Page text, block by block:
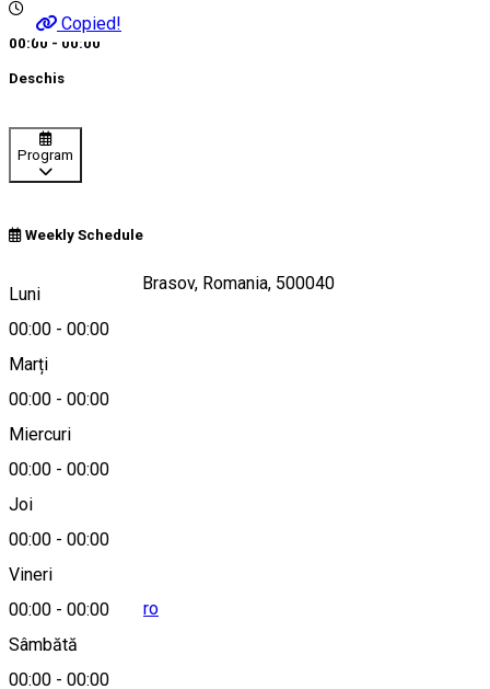
Copied!
00:00 - 00:00
Deschis
Program
Weekly Schedule
Luni
00:00 - 00:00
Marți
00:00 - 00:00
Miercuri
00:00 - 00:00
Joi
00:00 - 00:00
Vineri
00:00 - 00:00
Sâmbătă
00:00 - 00:00
Str. Closca nr. 52, Brasov, Romania, 500040
Hartă
contact@riunione.ro